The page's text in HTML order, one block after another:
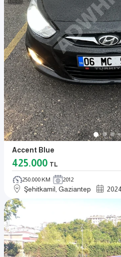
Accent Blue
425.000 TL
250.000 KM 2012
Şehitkamil, Gaziantep